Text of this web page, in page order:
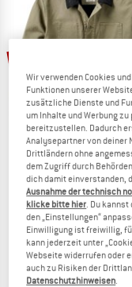
PASSENGER
Vantage Lined Organic
Freizeitjacke
189,95 €148,16
(0)
Wir verwenden Cookies
Funktionen unserer
zusätzliche Dienste und
um Inhalte und Werbung
bereitzustellen. Dadurch
Analysepartner von deiner
Drittländern ohne
dem Zugriff durch
dich damit einverstanden,
Ausnahme der technisch
klicke bitte hier . Du
den „Einstellungen“
Einwilligung ist freiwillig,
kann jederzeit unter
Webseite widerrufen oder
auch zu Risiken der
Datenschutzhinweisen